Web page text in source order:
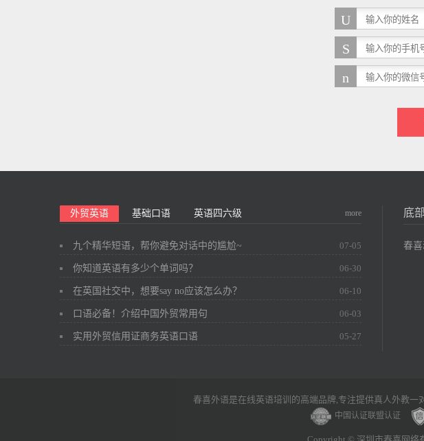
外贸英语 基础口语 英语四六级 more
九个精华短语，帮你避免对话中的尴尬~ 07-05
你知道英语有多少个单词吗？ 06-30
在英国社交中，想要say no应该怎么办？ 06-10
口语必备！介绍中国外贸常用句 06-03
实用外贸信用证商务英语口语 05-27
底
春
春喜外语是在线英语培训的高端品牌,专注提供真人外教
中国认证联盟认证